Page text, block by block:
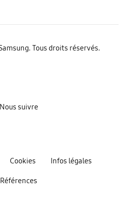
Tous droits réservés.
Cookies Infos légales
Références
Nous suivre